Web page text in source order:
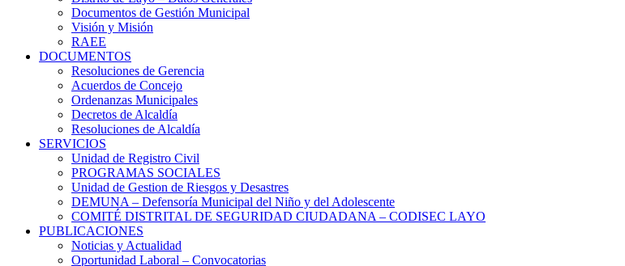
Documentos de Gestión Municipal
Visión y Misión
RAEE
DOCUMENTOS
Resoluciones de Gerencia
Acuerdos de Concejo
Ordenanzas Municipales
Decretos de Alcaldía
Resoluciones de Alcaldía
SERVICIOS
Unidad de Registro Civil
PROGRAMAS SOCIALES
Unidad de Gestion de Riesgos y Desastres
DEMUNA – Defensoría Municipal del Niño y del Adolescente
COMITÉ DISTRITAL DE SEGURIDAD CIUDADANA – CODISEC LAYO
PUBLICACIONES
Noticias y Actualidad
Oportunidad Laboral – Convocatorias